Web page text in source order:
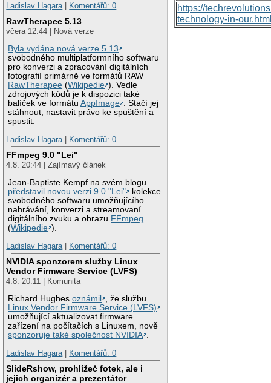
Ladislav Hagara
Komentářů: 0
RawTherapee 5.13
včera 12:44 | Nová verze
Byla vydána nová verze 5.13
svobodného multiplatformního softwaru
pro konverzi a zpracování digitálních
fotografií primárně ve formátů RAW
RawTherapee (Wikipedie ). Vedle
zdrojových kódů je k dispozici také
balíček ve formátuAppImage . Stačí jej
stáhnout, nastavit právo ke spuštění a
spustit.
Ladislav Hagara
Komentářů: 0
FFmpeg 9.0 "Lei"
4.8. 20:44 | Zajímavý článek
Jean-Baptiste Kempf na svém blogu
představil novou verzi 9.0 "Lei"
kolekce
svobodného softwaru umožňujícího
nahrávání, konverzi a streamovaní
digitálního zvuku a obrazu FFmpeg
(Wikipedie ).
Ladislav Hagara
Komentářů: 0
NVIDIA sponzorem služby Linux
Vendor Firmware Service (LVFS)
4.8. 20:11 | Komunita
Richard Hughesoznámil
, že službu
Linux Vendor Firmware Service (LVFS)
umožňující aktualizovat firmware
zařízení na počítačích s Linuxem, nově
sponzoruje také společnost NVIDIA .
Ladislav Hagara | Komentářů: 0
SlideRshow, prohlížeč fotek, ale i
jejich organizér a prezentátor
https://
technology-in-